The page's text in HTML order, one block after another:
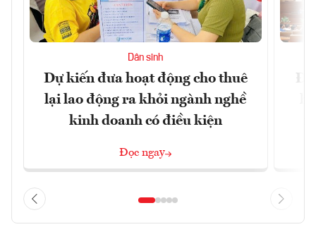
Dân sinh
Dự kiến đưa hoạt động cho thuê
lại lao động ra khỏi ngành nghề
kinh doanh có điều kiện
Đọc ngay
Đề